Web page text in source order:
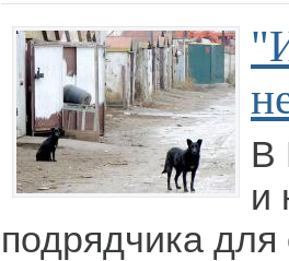
В
и
подрядчика